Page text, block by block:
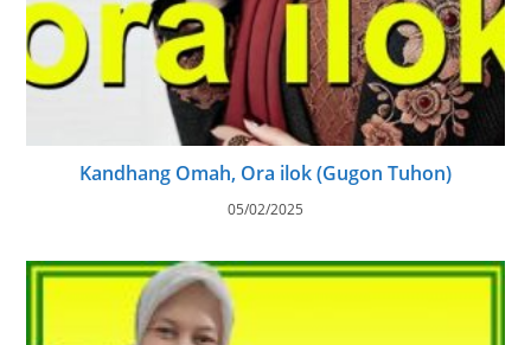
Kandhang Omah, Ora ilok (Gugon Tuhon)
05/02/2025